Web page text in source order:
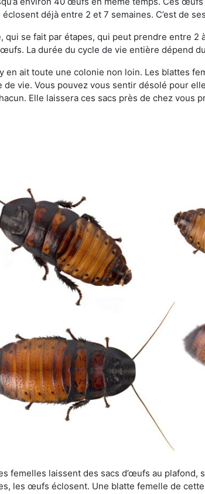
déjà entre 2 et 7 semaines. C’est de
se fait par étapes, qui peut prendre entre 2
La durée du cycle de vie entière dépend
en ait toute une colonie non loin. Les blattes
vie. Vous pouvez vous sentir désolé pour
Elle laissera ces sacs près de chez vous
femelles laissent des sacs d’œufs au
les œufs éclosent. Une blatte femelle de